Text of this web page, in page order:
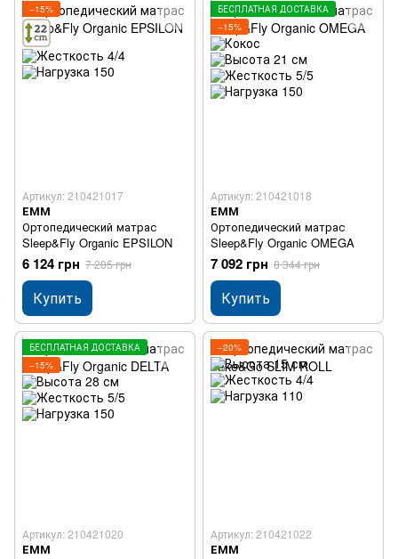
−15%
Артикул: 210421017
ЕММ
Ортопедический матрас
Sleep&Fly Organic EPSILON
6 124 грн 7 205 грн
Купить
БЕСПЛАТНАЯ ДОСТАВКА
−15%
Артикул: 210421018
ЕММ
Ортопедический матрас
Sleep&Fly Organic OMEGA
7 092 грн 8 344 грн
Купить
БЕСПЛАТНАЯ ДОСТАВКА
−15%
Артикул: 210421020
ЕММ
−20%
Артикул: 210421022
ЕММ